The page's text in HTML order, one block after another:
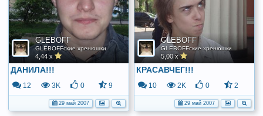
GLEBOFF
GLEBOFFские хренюшки
4,44 x
ДАНИЛА!!!
12 3K 0 9
29 май 2007
GLEBOFF
GLEBOFFские хренюшки
5,00 x
КРАСАВЧЕГ!!!
10 2K 0 2
29 май 2007